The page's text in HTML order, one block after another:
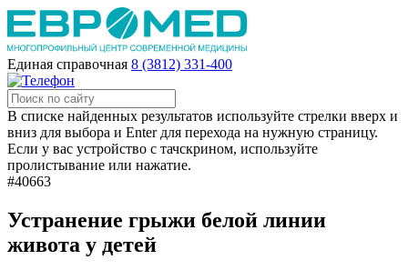
Единая справочная 8 (3812) 331-400
В списке найденных результатов используйте стрелки вверх и
вниз для выбора и Enter для перехода на нужную страницу.
Если у вас устройство с тачскрином, используйте
пролистывание или нажатие.
#40663
Устранение грыжи белой линии
живота у детей